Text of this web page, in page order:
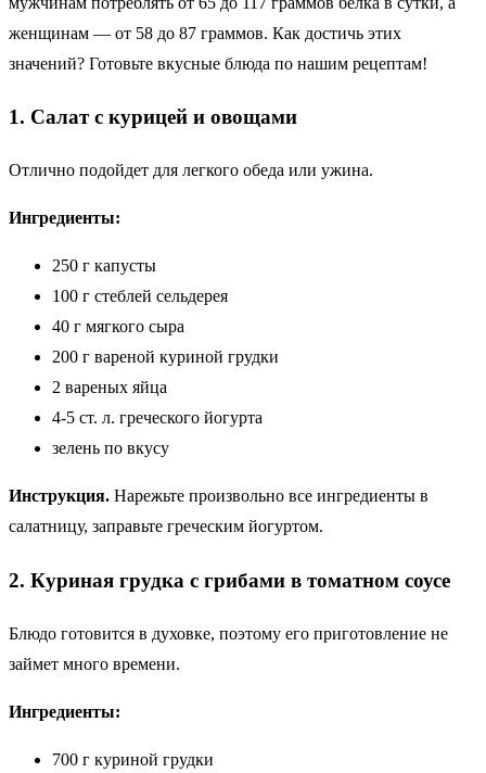
женщинам — от 58 до 87 граммов. Как достичь этих
значений? Готовьте вкусные блюда по нашим рецептам!
1. Салат с курицей и овощами
Отлично подойдет для легкого обеда или ужина.
Ингредиенты:
250 г капусты
100 г стеблей сельдерея
40 г мягкого сыра
200 г вареной куриной грудки
2 вареных яйца
4-5 ст. л. греческого йогурта
зелень по вкусу
Инструкция. Нарежьте произвольно все ингредиенты в
салатницу, заправьте греческим йогуртом.
2. Куриная грудка с грибами в томатном соусе
Блюдо готовится в духовке, поэтому его приготовление не
займет много времени.
Ингредиенты:
700 г куриной грудки